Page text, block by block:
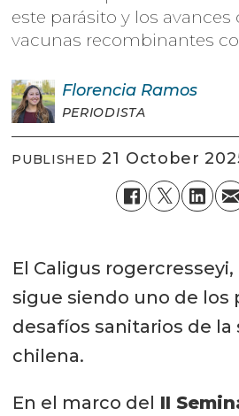
este parásito y los
vacunas recombinantes
Florencia Ramos
PERIODISTA
PUBLISHED 21 October
El Caligus
sigue siendo uno de los
desafíos sanitarios de
chilena.
En el marco del II